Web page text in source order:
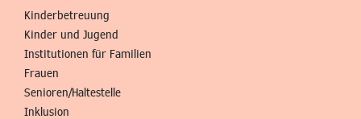
Kinderbetreuung
Kinder und Jugend
Institutionen für Familien
Frauen
Senioren/Haltestelle
Inklusion